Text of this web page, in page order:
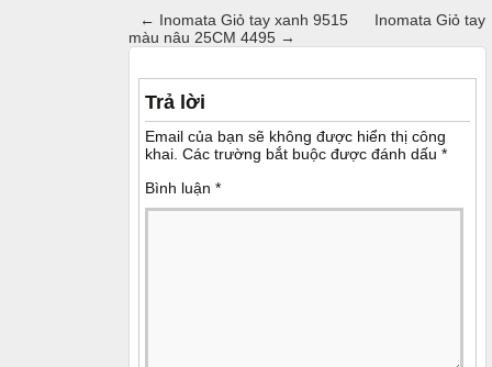
← Inomata Giỏ tay xanh 9515
Inomata Giỏ tay
màu nâu 25CM 4495 →
Trả lời
Email của bạn sẽ không được hiển thị công
khai. Các trường bắt buộc được đánh dấu *
Bình luận *